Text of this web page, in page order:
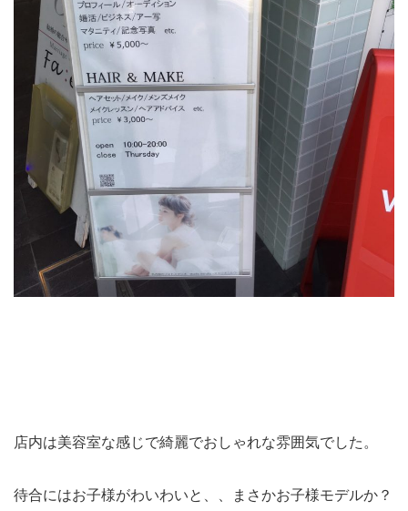
店内は美容室な感じで綺麗でおしゃれな雰囲気でした。
待合にはお子様がわいわいと、、まさかお子様モデルか？